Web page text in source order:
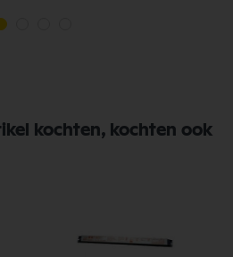
kochten, kochten ook